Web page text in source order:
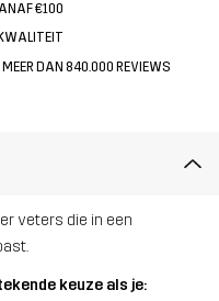
€100
MEER DAN 840.000 REVIEWS
veters die in een
keuze als je: